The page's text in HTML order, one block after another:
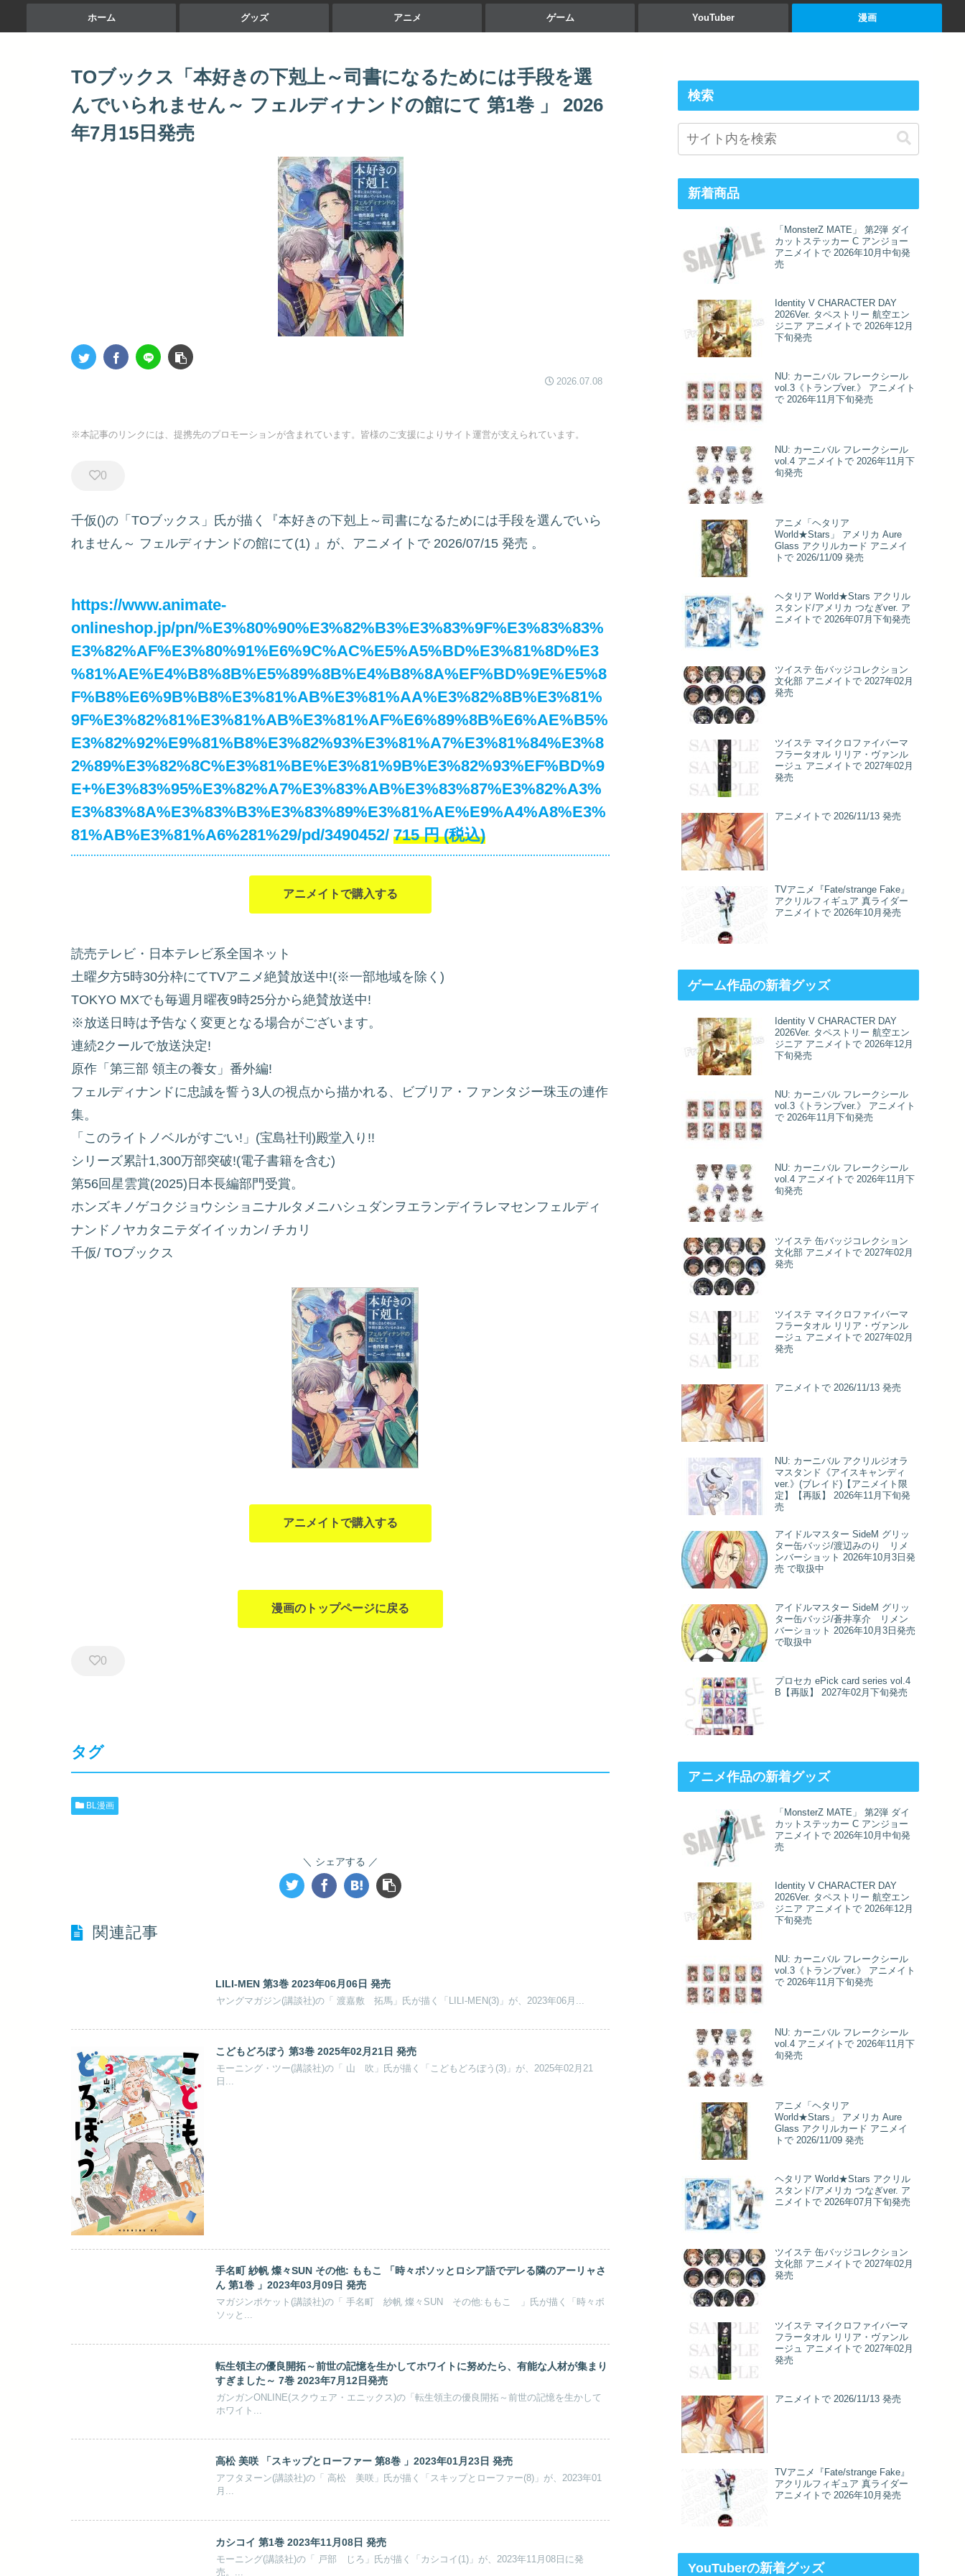
ホーム グッズ アニメ ゲーム YouTuber 漫画
TOブックス「本好きの下剋上～司書になるためには手段を選
んでいられません～ フェルディナンドの館にて 第1巻 」 2026
年7月15日発売
2026.07.08
※本記事のリンクには、提携先のプロモーションが含まれています。皆様のご支援によりサイト運営が支えられています。
0
千仮()の「TOブックス」氏が描く『本好きの下剋上～司書になるためには手段を選んでいら
れません～ フェルディナンドの館にて(1) 』が、アニメイトで2026/07/15 発売 。
https://www.animate-
onlineshop.jp/pn/%E3%80%90%E3%82%B3%E3%83%9F%E3%83%83%
E3%82%AF%E3%80%91%E6%9C%AC%E5%A5%BD%E3%81%8D%E3
%81%AE%E4%B8%8B%E5%89%8B%E4%B8%8A%EF%BD%9E%E5%8
F%B8%E6%9B%B8%E3%81%AB%E3%81%AA%E3%82%8B%E3%81%
9F%E3%82%81%E3%81%AB%E3%81%AF%E6%89%8B%E6%AE%B5%
E3%82%92%E9%81%B8%E3%82%93%E3%81%A7%E3%81%84%E3%8
2%89%E3%82%8C%E3%81%BE%E3%81%9B%E3%82%93%EF%BD%9
E+%E3%83%95%E3%82%A7%E3%83%AB%E3%83%87%E3%82%A3%
E3%83%8A%E3%83%B3%E3%83%89%E3%81%AE%E9%A4%A8%E3%
81%AB%E3%81%A6%281%29/pd/3490452/ 715 円 (税込)
アニメイトで購入する
読売テレビ・日本テレビ系全国ネット
土曜夕方5時30分枠にてTVアニメ絶賛放送中!(※一部地域を除く)
TOKYO MXでも毎週月曜夜9時25分から絶賛放送中!
※放送日時は予告なく変更となる場合がございます。
連続2クールで放送決定!
原作「第三部 領主の養女」番外編!
フェルディナンドに忠誠を誓う3人の視点から描かれる、ビブリア・ファンタジー珠玉の連作
集。
「このライトノベルがすごい!」(宝島社刊)殿堂入り!!
シリーズ累計1,300万部突破!(電子書籍を含む)
第56回星雲賞(2025)日本長編部門受賞。
ホンズキノゲコクジョウシショニナルタメニハシュダンヲエランデイラレマセンフェルディ
ナンドノヤカタニテダイイッカン/ チカリ
千仮/ TOブックス
アニメイトで購入する
漫画のトップページに戻る
0
タグ
BL漫画
シェアする
関連記事
LILI-MEN 第3巻 2023年06月06日 発売
ヤングマガジン(講談社)の「 渡嘉敷 拓馬」氏が描く「LILI-MEN(3)」が、2023年06月...
こどもどろぼう 第3巻 2025年02月21日 発売
モーニング・ツー(講談社)の「 山 吹」氏が描く「こどもどろぼう(3)」が、2025年02月21
日...
手名町 紗帆 燦々SUN その他: ももこ 「時々ボソッとロシア語でデレる隣のアーリャさ
ん 第1巻 」2023年03月09日 発売
マガジンポケット(講談社)の「 手名町 紗帆 燦々SUN その他:ももこ 」氏が描く「時々ボ
ソッと...
転生領主の優良開拓～前世の記憶を生かしてホワイトに努めたら、有能な人材が集まり
すぎました～ 7巻 2023年7月12日発売
ガンガンONLINE(スクウェア・エニックス)の「転生領主の優良開拓～前世の記憶を生かして
ホワイト...
高松 美咲 「スキップとローファー 第8巻 」2023年01月23日 発売
アフタヌーン(講談社)の「 高松 美咲」氏が描く「スキップとローファー(8)」が、2023年01
月...
カシコイ 第1巻 2023年11月08日 発売
モーニング(講談社)の「 戸部 じろ」氏が描く「カシコイ(1)」が、2023年11月08日に発
売。...
検索
新着商品
「MonsterZ MATE」 第2弾 ダイ
カットステッカー C アンジョー
アニメイトで 2026年10月中旬発
売
Identity V CHARACTER DAY
2026Ver. タペストリー 航空エン
ジニア アニメイトで 2026年12月
下旬発売
NU: カーニバル フレークシール
vol.3《トランプver.》 アニメイト
で 2026年11月下旬発売
NU: カーニバル フレークシール
vol.4 アニメイトで 2026年11月下
旬発売
アニメ「ヘタリア
World★Stars」 アメリカ Aure
Glass アクリルカード アニメイ
トで 2026/11/09 発売
ヘタリア World★Stars アクリル
スタンド/アメリカ つなぎver. ア
ニメイトで 2026年07月下旬発売
ツイステ 缶バッジコレクション
文化部 アニメイトで 2027年02月
発売
ツイステ マイクロファイバーマ
フラータオル リリア・ヴァンル
ージュ アニメイトで 2027年02月
発売
アニメイトで 2026/11/13 発売
TVアニメ『Fate/strange Fake』
アクリルフィギュア 真ライダー
アニメイトで 2026年10月発売
ゲーム作品の新着グッズ
Identity V CHARACTER DAY
2026Ver. タペストリー 航空エン
ジニア アニメイトで 2026年12月
下旬発売
NU: カーニバル フレークシール
vol.3《トランプver.》 アニメイト
で 2026年11月下旬発売
NU: カーニバル フレークシール
vol.4 アニメイトで 2026年11月下
旬発売
ツイステ 缶バッジコレクション
文化部 アニメイトで 2027年02月
発売
ツイステ マイクロファイバーマ
フラータオル リリア・ヴァンル
ージュ アニメイトで 2027年02月
発売
アニメイトで 2026/11/13 発売
NU: カーニバル アクリルジオラ
マスタンド《アイスキャンディ
ver.》(ブレイド)【アニメイト限
定】【再販】 2026年11月下旬発
売
アイドルマスター SideM グリッ
ター缶バッジ/渡辺みのり リメ
ンバーショット 2026年10月3日発
売 で取扱中
アイドルマスター SideM グリッ
ター缶バッジ/蒼井享介 リメン
バーショット 2026年10月3日発売
で取扱中
プロセカ ePick card series vol.4
B【再販】 2027年02月下旬発売
アニメ作品の新着グッズ
「MonsterZ MATE」 第2弾 ダイ
カットステッカー C アンジョー
アニメイトで 2026年10月中旬発
売
Identity V CHARACTER DAY
2026Ver. タペストリー 航空エン
ジニア アニメイトで 2026年12月
下旬発売
NU: カーニバル フレークシール
vol.3《トランプver.》 アニメイト
で 2026年11月下旬発売
NU: カーニバル フレークシール
vol.4 アニメイトで 2026年11月下
旬発売
アニメ「ヘタリア
World★Stars」 アメリカ Aure
Glass アクリルカード アニメイ
トで 2026/11/09 発売
ヘタリア World★Stars アクリル
スタンド/アメリカ つなぎver. ア
ニメイトで 2026年07月下旬発売
ツイステ 缶バッジコレクション
文化部 アニメイトで 2027年02月
発売
ツイステ マイクロファイバーマ
フラータオル リリア・ヴァンル
ージュ アニメイトで 2027年02月
発売
アニメイトで 2026/11/13 発売
TVアニメ『Fate/strange Fake』
アクリルフィギュア 真ライダー
アニメイトで 2026年10月発売
YouTuberの新着グッズ